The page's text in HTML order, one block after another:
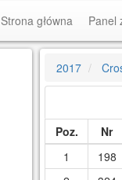
Strona główna Panel
2017
Poz.
Nr
1
198